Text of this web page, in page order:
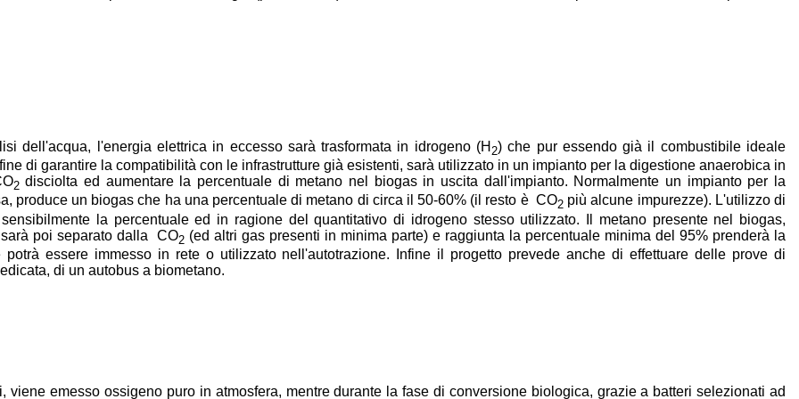
dell'acqua, l'energia elettrica in eccesso sarà trasformata in idrogeno (H 2) che pur essendo già il combustibile ideale
di garantire la compatibilità con le infrastrutture già esistenti, sarà utilizzato in un impianto per la digestione anaerobica in
2disciolta ed aumentare la percentuale di metano nel biogas in uscita dall'impianto. Normalmente un impianto per la
produce un biogas che ha una percentuale di metano di circa il 50-60% (il resto è CO2 più alcune impurezze). L'utilizzo di
la percentuale ed in ragione del quantitativo di idrogeno stesso utilizzato. Il metano presente nel biogas,
poi separato dalla CO2 (ed altri gas presenti in minima parte) e raggiunta la percentuale minima del 95% prenderà la
essere immesso in rete o utilizzato nell'autotrazione. Infine il progetto prevede anche di effettuare delle prove di
di un autobus a biometano.
viene emesso ossigeno puro in atmosfera, mentre durante la fase di conversione biologica, grazie a batteri selezionati ad